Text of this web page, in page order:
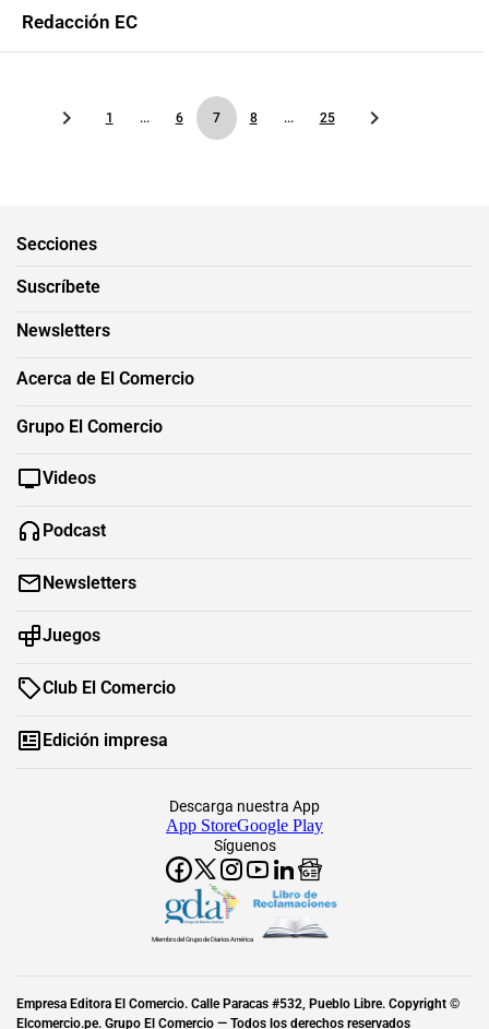
Redacción EC
1 ... 6 7 8 ... 25
Secciones
Suscríbete
Newsletters
Acerca de El Comercio
Grupo El Comercio
Videos
Podcast
Newsletters
Juegos
Club El Comercio
Edición impresa
Síguenos
Descarga nuestra App
App StoreGoogle Play
Miembro del Grupo de Diarios América
Empresa Editora El Comercio. Calle Paracas #532, Pueblo Libre. Copyright ©
Elcomercio.pe. Grupo El Comercio — Todos los derechos reservados